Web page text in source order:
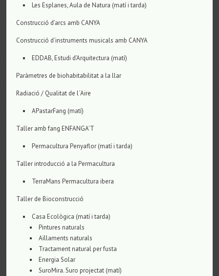
Les Esplanes, Aula de Natura (matí i tarda)
Construcció d’arcs amb CANYA
Construcció d´instruments musicals amb CANYA
EDDAB, Estudi d’Arquitectura (matí)
Paràmetres de biohabitabilitat a la llar
Radiació / Qualitat de l´Aire
APastarFang (matí)
Taller amb fang ENFANGA’T
Permacultura Penyaflor (matí i tarda)
Taller introducció a la Permacultura
TerraMans Permacultura ibera
Taller de Bioconstrucció
Casa Ecològica (matí i tarda)
Pintures naturals
Aïllaments naturals
Tractament natural per fusta
Energia Solar
SuroMira. Suro projectat (matí)